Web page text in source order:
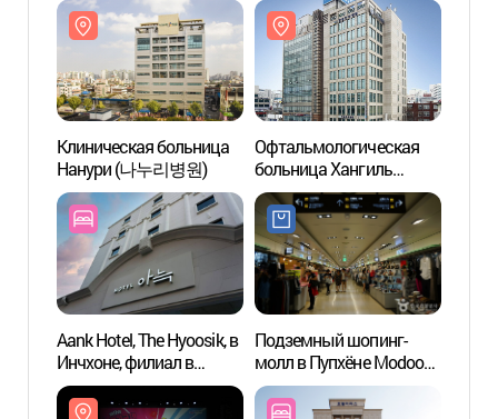
Клиническая больница
Нанури (나누리병원)
Офтальмологическая
больница Хангиль
(한길안과병원)
Aank Hotel, The Hyoosik, в
Инчхоне, филиал в
районе Пупхён (더휴식
아늑호텔 인천 부평점)
Подземный шопинг-
молл в Пупхёне Modoo
Mall (부평모두몰
(부평지하도상가))